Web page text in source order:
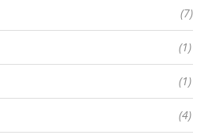
(7)
(1)
(1)
(4)